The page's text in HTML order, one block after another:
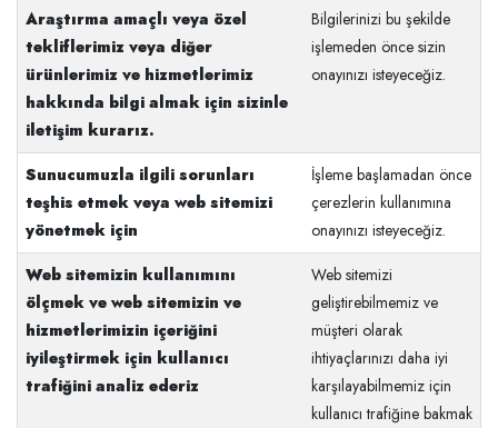
Araştırma amaçlı veya özel
tekliflerimiz veya diğer
ürünlerimiz ve hizmetlerimiz
hakkında bilgi almak için sizinle
iletişim kurarız.
Bilgilerinizi bu şekilde
işlemeden önce sizin
onayınızı isteyeceğiz.
Sunucumuzla ilgili sorunları
teşhis etmek veya web sitemizi
yönetmek için
İşleme başlamadan önce
çerezlerin kullanımına
onayınızı isteyeceğiz.
Web sitemizin kullanımını
ölçmek ve web sitemizin ve
hizmetlerimizin içeriğini
iyileştirmek için kullanıcı
trafiğini analiz ederiz
Web sitemizi
geliştirebilmemiz ve
müşteri olarak
ihtiyaçlarınızı daha iyi
karşılayabilmemiz için
kullanıcı trafiğine bakmak